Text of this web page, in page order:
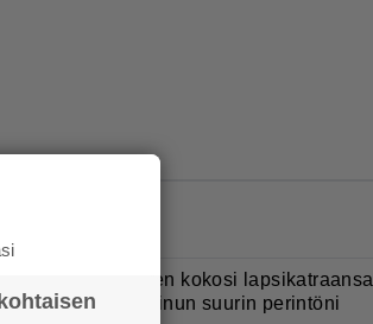
Jani Sievinen kokosi lapsikatraansa
yhteen – ”Minun suurin perintöni